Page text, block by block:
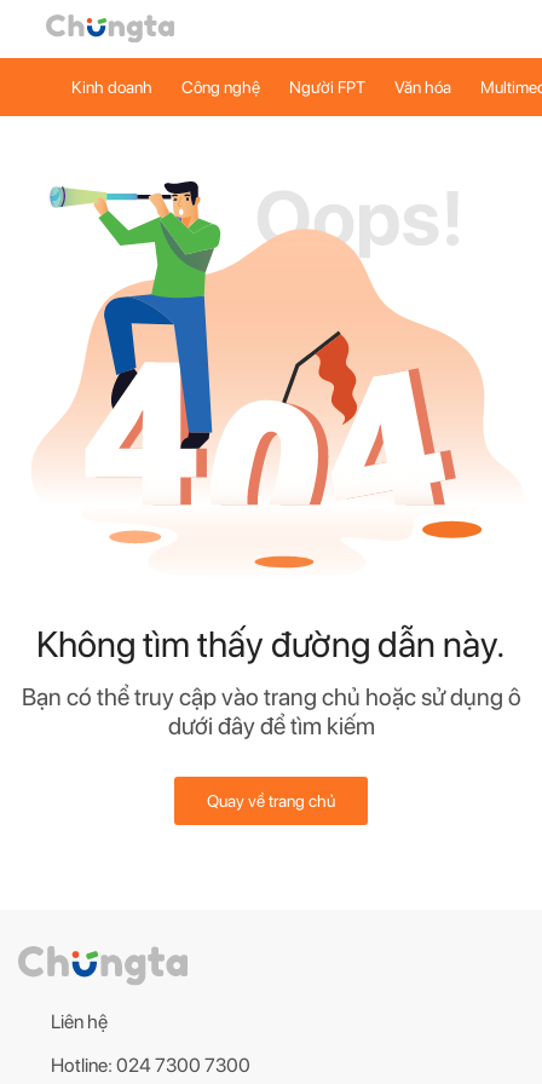
Kinh doanh Công nghệ Người FPT Văn hóa
Không tìm thấy đường dẫn này.
Bạn có thể truy cập vào trang chủ hoặc sử dụng ô
dưới đây để tìm kiếm
Quay về trang chủ
Liên hệ
Hotline: 024 7300 7300